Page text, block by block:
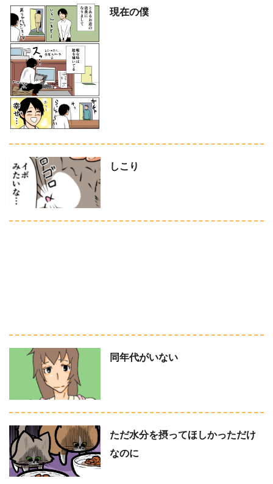
現在の僕
しこり
同年代がいない
ただ水分を摂ってほしかっただけ
なのに